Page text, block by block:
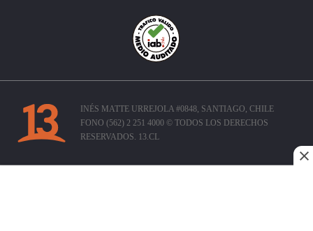
INÉS MATTE URREJOLA #0848, SANTIAGO, CHILE
FONO (562) 2 251 4000 © TODOS LOS DERECHOS
RESERVADOS. 13.CL